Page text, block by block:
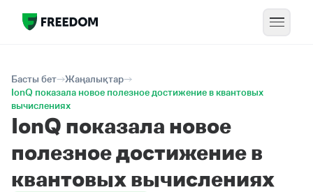
Басты бет
Жаңалықтар
IonQ показала новое полезное достижение в квантовых
вычислениях
IonQ показала новое
полезное достижение в
квантовых вычислениях